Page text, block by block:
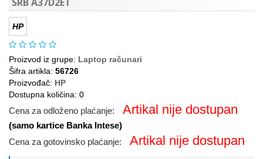
HP
Proizvod iz grupe: Laptop računari
Šifra artikla: 56726
Proizvođač: HP
Dostupna količina: 0
Cena za odloženo plaćanje: Artikal nije dostupan
(samo kartice Banka Intese)
Cena za gotovinsko plaćanje:
Artikal nije dostupan